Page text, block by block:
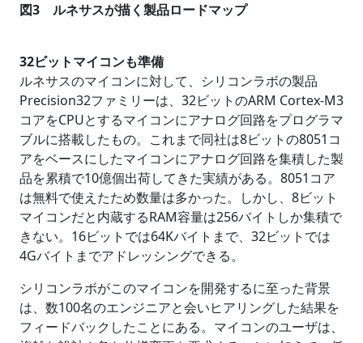
図3 ルネサスが描く製品ロードマップ
32ビットマイコンも準備
ルネサスのマイコンに対して、シリコンラボの製品
Precision32ファミリーは、32ビットのARM Cortex-M3
コアをCPUとするマイコンにアナログ回路をプログラマ
ブルに搭載したもの。これまで同社は8ビットの8051コ
アをベースにしたマイコンにアナログ回路を集積した製
品を累積で10億個出荷してきた実績がある。8051コア
は無料で使えたため数量は多かった。しかし、8ビット
マイコンだと内蔵するRAM容量は256バイトしか集積で
きない。16ビットでは64Kバイトまで、32ビットでは
4Gバイトまでアドレッシングできる。
シリコンラボがこのマイコンを開発するに至った背景
は、数100名のエンジニアと会いヒアリングした結果を
フィードバックしたことにある。マイコンのユーザは、